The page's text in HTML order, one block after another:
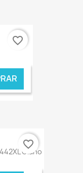
€ ONLINE
favorite_border
Ciano
favorite_border